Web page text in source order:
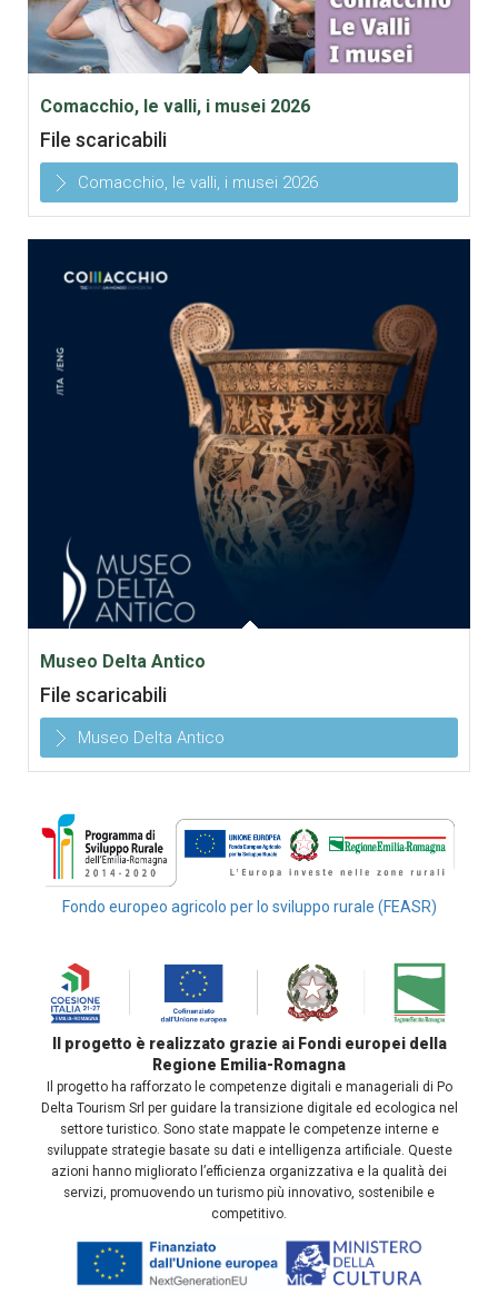
Comacchio, le valli, i musei 2026
File scaricabili
Comacchio, le valli, i musei 2026
Museo Delta Antico
File scaricabili
Museo Delta Antico
Fondo europeo agricolo per lo sviluppo rurale (FEASR)
Il progetto è realizzato grazie ai Fondi europei della
Regione Emilia-Romagna
Il progetto ha rafforzato le competenze digitali e manageriali di Po
Delta Tourism Srl per guidare la transizione digitale ed ecologica nel
settore turistico. Sono state mappate le competenze interne e
sviluppate strategie basate su dati e intelligenza artificiale. Queste
azioni hanno migliorato l’efficienza organizzativa e la qualità dei
servizi, promuovendo un turismo più innovativo, sostenibile e
competitivo.